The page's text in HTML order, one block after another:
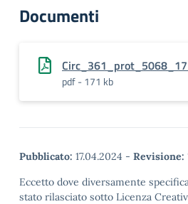
Documenti
pdf - 171 kb
Pubblicato: 17.04.2024 - Revisione:
Eccetto dove diversamente
stato rilasciato sotto Licenza